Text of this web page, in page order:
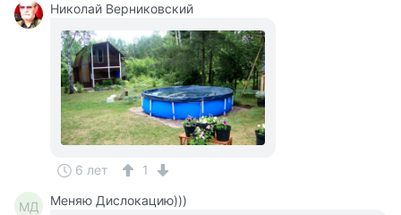
Николай Верниковский
6 лет 1
МД Меняю Дислокацию)))